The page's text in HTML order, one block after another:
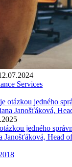
Services
jedného
Janošťáková, Head